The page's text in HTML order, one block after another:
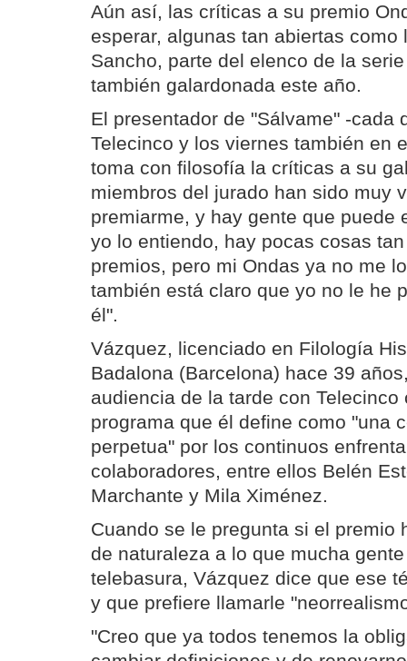
Aún así, las críticas a su premio
esperar, algunas tan abiertas como
Sancho, parte del elenco de la
también galardonada este año.
El presentador de "Sálvame" -cada
Telecinco y los viernes también en
toma con filosofía la críticas a su
miembros del jurado han sido muy
premiarme, y hay gente que puede
yo lo entiendo, hay pocas cosas
premios, pero mi Ondas ya no me
también está claro que yo no le he
él".
Vázquez, licenciado en Filología
Badalona (Barcelona) hace 39
audiencia de la tarde con Telecinco
programa que él define como "una
perpetua" por los continuos
colaboradores, entre ellos Belén
Marchante y Mila Ximénez.
Cuando se le pregunta si el premio
de naturaleza a lo que mucha
telebasura, Vázquez dice que ese
y que prefiere llamarle
"Creo que ya todos tenemos la